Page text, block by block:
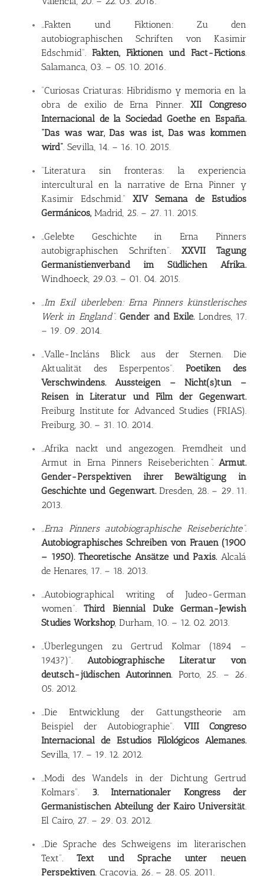
„Fakten und Fiktionen: Zu den
autobiographischen Schriften von Kasimir
Edschmid”. Fakten, Fiktionen und Fact-Fictions
Salamanca, 03. – 05. 10. 2016.
“Curiosas Criaturas: Hibridismo y memoria en la
obra de exilio de Erna Pinner.XII Congreso
Internacional de la Sociedad Goethe en España.
“Das was war, Das was ist, Das was kommen
wird” . Sevilla, 14. – 16. 10. 2015.
“Literatura sin fronteras: la experiencia
intercultural en la narrative de Erna Pinner y
Kasimir Edschmid.” XIV Semana de Estudios
Germánicos, Madrid, 25. – 27. 11. 2015.
„Gelebte Geschichte in Erna Pinners
autobigraphischen Schriften”. XXVII Tagung
Germanistienverband im Südlichen Afrika.
Windhoeck, 29.03. – 01. 04. 2015.
„Im Exil überleben: Erna Pinners künstlerisches
Werk in England”.Gender and Exile. Londres, 17.
– 19. 09. 2014.
„Valle-Incláns Blick aus der Sternen. Die
Aktualität des Esperpentos”. Poetiken des
Verschwindens. Aussteigen – Nicht(s)tun –
Reisen in Literatur und Film der Gegenwart.
Freiburg Institute for Advanced Studies (FRIAS).
Freiburg, 30. – 31. 10. 2014.
„Afrika nackt und angezogen. Fremdheit und
Armut in Erna Pinners Reiseberichten ”.Armut.
Gender-Perspektiven ihrer Bewältigung in
Geschichte und Gegenwart. Dresden, 28. – 29. 11.
2013.
„Erna Pinners autobiographische Reiseberichte”.
Autobiographisches Schreiben von Frauen (1900
– 1950). Theoretische Ansätze und Paxis. Alcalá
de Henares, 17. – 18. 2013.
„Autobiographical writing of Judeo-German
women”.Third Biennial Duke German-Jewish
Studies Workshop , Durham, 10. – 12. 02. 2013.
„Überlegungen zu Gertrud Kolmar (1894 –
1943?)”. Autobiographische Literatur von
deutsch-jüdischen Autorinnen . Porto, 25. – 26.
05. 2012.
„Die Entwicklung der Gattungstheorie am
Beispiel der Autobiographie”. VIII Congreso
Internacional de Estudios Filológicos Alemanes.
Sevilla, 17. – 19. 12. 2012.
„Modi des Wandels in der Dichtung Gertrud
Kolmars”. 3. Internationaler Kongress der
Germanistischen Abteilung der Kairo Universität
El Cairo, 27. – 29. 03. 2012.
„Die Sprache des Schweigens im literarischen
Text”. Text und Sprache unter neuen
Perspektiven . Cracovia, 26. – 28. 05. 2011.